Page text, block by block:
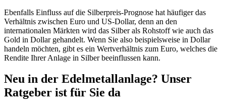
Ebenfalls Einfluss auf die Silberpreis-Prognose hat häufiger das
Verhältnis zwischen Euro und US-Dollar, denn an den
internationalen Märkten wird das Silber als Rohstoff wie auch das
Gold in Dollar gehandelt. Wenn Sie also beispielsweise in Dollar
handeln möchten, gibt es ein Wertverhältnis zum Euro, welches die
Rendite Ihrer Anlage in Silber beeinflussen kann.
Neu in der Edelmetallanlage? Unser
Ratgeber ist für Sie da